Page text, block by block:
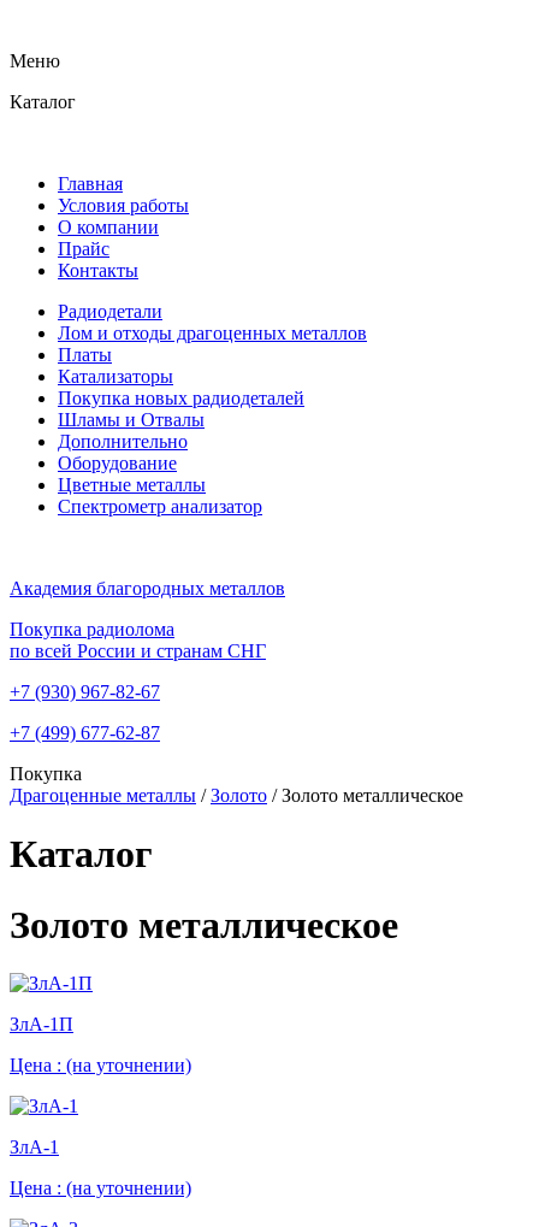
Меню
Каталог
Главная
Условия работы
О компании
Прайс
Контакты
Радиодетали
Лом и отходы драгоценных металлов
Платы
Катализаторы
Покупка новых радиодеталей
Шламы и Отвалы
Дополнительно
Оборудование
Цветные металлы
Спектрометр анализатор
Академия благородных металлов
Покупка радиолома
по всей России и странам СНГ
+7 (930) 967-82-67
+7 (499) 677-62-87
Покупка
Драгоценные металлы / Золото / Золото металлическое
Каталог
Золото металлическое
ЗлА-1П
Цена : (на уточнении)
ЗлА-1
Цена : (на уточнении)